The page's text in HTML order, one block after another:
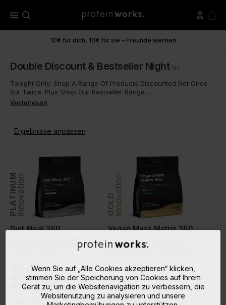
menu
10€ für dich, 10€ für sie – Freunde werben
Double Discount & Bestseller Night (8)
Tonight Only: Shop A Range Of Products Discounted Not Once
But Twice. Plus Shop Our Bestseller Range...
Weiterlesen
Ergebnisse anpassen
PLATINUMInnovation
Diet Meal 360
Gewichtsmanagement. Unser
25 g Protein
37 Wirkstoffe
15 Sorten +Premium
+Extra 15% Rabatt
GOLDInnovation
Vegan Mass Matrix 360
High-Performance
Masseaufbau-Formel mit
done 50 g Protein
done740 Kalorien
done4 klassische Sorten
+Extra 15% Rabatt
Wenn Sie auf „Alle Cookies akzeptieren“ klicken,
stimmen Sie der Speicherung von Cookies auf Ihrem
Gerät zu, um die Websitenavigation zu verbessern, die
Websitenutzung zu analysieren und unsere